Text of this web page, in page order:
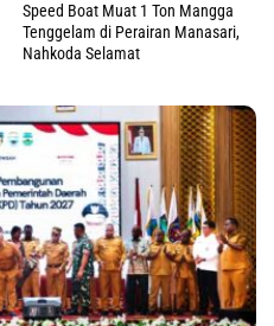
Speed Boat Muat 1 Ton Mangga
Tenggelam di Perairan Manasari,
Nahkoda Selamat